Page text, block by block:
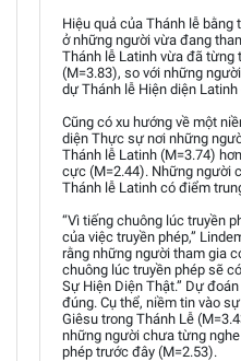
Hiệu quả của Thánh lễ
ở những người vừa đang
Thánh lễ Latinh vừa đã từng
(M=3.83), so với những
dự Thánh lễ Hiện diện Latinh
Cũng có xu hướng về một
diện Thực sự nơi những
Thánh lễ Latinh (M=3.74)
cực (M=2.44). Những người
Thánh lễ Latinh có điểm
“Vì tiếng chuông lúc truyền
của việc truyền phép,”
rằng những người tham gia
chuông lúc truyền phép sẽ
Sự Hiện Diện Thật.” Dự
đúng. Cụ thể, niềm tin vào
Giêsu trong Thánh Lễ
những người chưa từng
phép trước đây (M=2.53).